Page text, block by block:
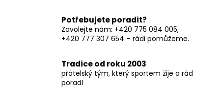
Potřebujete poradit?
Zavolejte nám: +420 775 084 005,
+420 777 307 654 – rádi pomůžeme.
Tradice od roku 2003
přátelský tým, který sportem žije a rád
poradí